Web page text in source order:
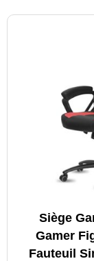
Siège
Gamer
Fauteuil